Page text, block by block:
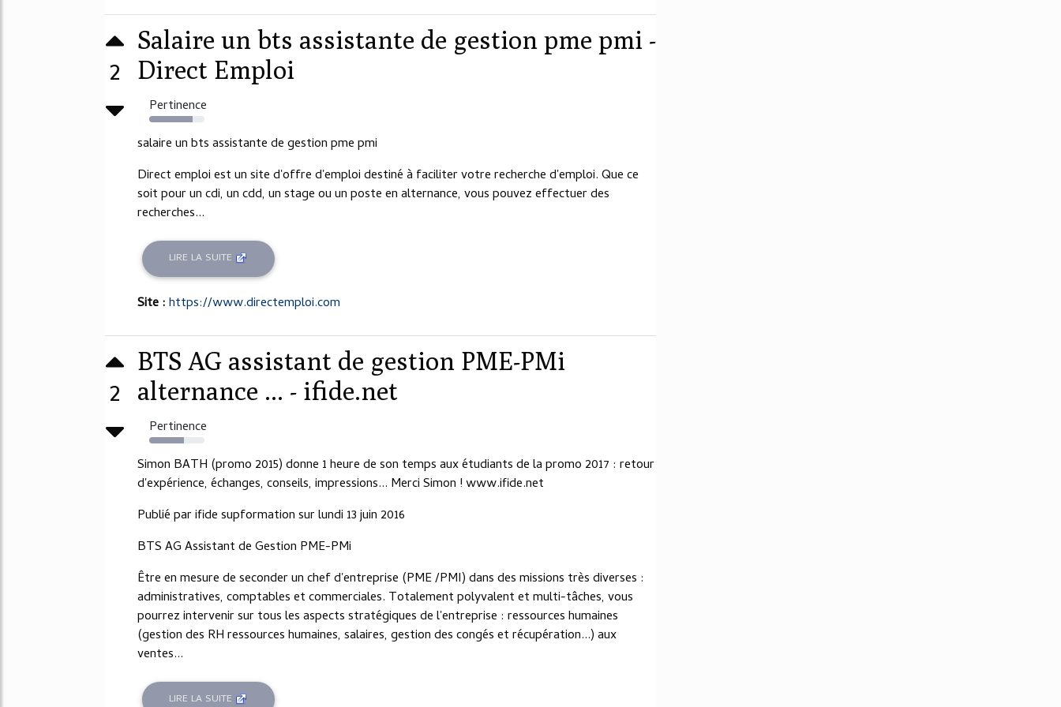
2
Salaire un bts assistante de gestion pme pmi -
Direct Emploi
Pertinence
79%
salaire un bts assistante de gestion pme pmi
Direct emploi est un site d'offre d'emploi destiné à faciliter votre recherche d'emploi. Que ce
soit pour un cdi, un cdd, un stage ou un poste en alternance, vous pouvez effectuer des
recherches...
LIRE LA SUITE
Site :https://www.directemploi.com
2
BTS AG assistant de gestion PME-PMi
alternance ... - ifide.net
Pertinence
63%
Simon BATH (promo 2015) donne 1 heure de son temps aux étudiants de la promo 2017 : retour
d'expérience, échanges, conseils, impressions... Merci Simon ! www.ifide.net
Publié par ifide supformation sur lundi 13 juin 2016
BTS AG Assistant de Gestion PME-PMi
Être en mesure de seconder un chef d'entreprise (PME /PMI) dans des missions très diverses :
administratives, comptables et commerciales. Totalement polyvalent et multi-tâches, vous
pourrez intervenir sur tous les aspects stratégiques de l'entreprise : ressources humaines
(gestion des RH ressources humaines, salaires, gestion des congés et récupération...) aux
ventes...
LIRE LA SUITE